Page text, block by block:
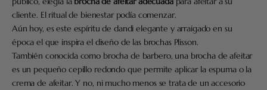
cliente. El ritual de bienestar podía comenzar.
Aún hoy, es este espíritu de dandi elegante y arraigado en su
época el que inspira el diseño de las brochas Plisson.
También conocida como brocha de barbero, una brocha de afeitar
es un pequeño cepillo redondo que permite aplicar la espuma o la
crema de afeitar. Y no, ni mucho menos se trata de un accesorio